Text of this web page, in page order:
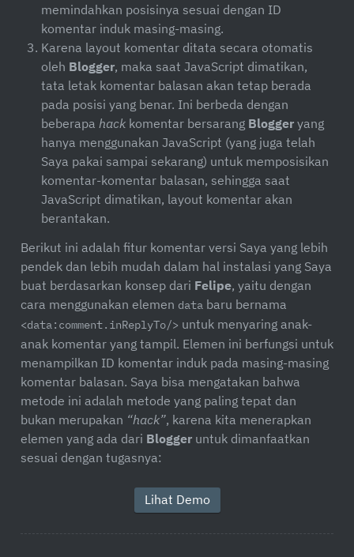
memindahkan posisinya sesuai dengan ID
komentar induk masing-masing.
Karena layout komentar ditata secara otomatis
oleh Blogger, maka saat JavaScript dimatikan,
tata letak komentar balasan akan tetap berada
pada posisi yang benar. Ini berbeda dengan
beberapa hack komentar bersarang Blogger yang
hanya menggunakan JavaScript (yang juga telah
Saya pakai sampai sekarang) untuk memposisikan
komentar-komentar balasan, sehingga saat
JavaScript dimatikan, layout komentar akan
berantakan.
Berikut ini adalah fitur komentar versi Saya yang lebih
pendek dan lebih mudah dalam hal instalasi yang Saya
buat berdasarkan konsep dari Felipe, yaitu dengan
cara menggunakan elemen data baru bernama
<data:comment.inReplyTo/> untuk menyaring anak-
anak komentar yang tampil. Elemen ini berfungsi untuk
menampilkan ID komentar induk pada masing-masing
komentar balasan. Saya bisa mengatakan bahwa
metode ini adalah metode yang paling tepat dan
bukan merupakan “hack”, karena kita menerapkan
elemen yang ada dari Blogger untuk dimanfaatkan
sesuai dengan tugasnya:
Lihat Demo